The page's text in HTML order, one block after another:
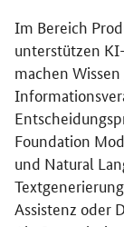
Im Bereich
unterstützen
machen
Foundation
und Natural
Assistenz oder